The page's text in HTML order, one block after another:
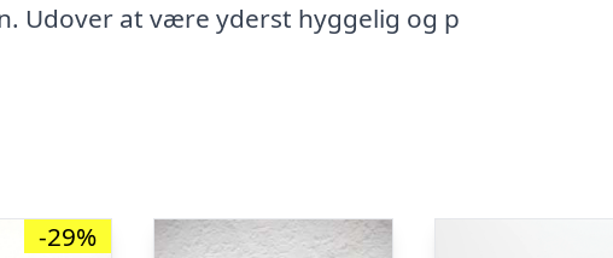
Udover at være yderst hyggelig og p
-29%